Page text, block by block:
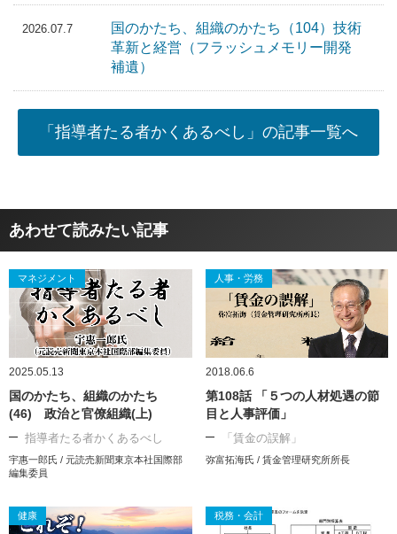
2026.07.7
国のかたち、組織のかたち（104）技術
革新と経営（フラッシュメモリー開発
補遺）
「指導者たる者かくあるべし」の記事一覧へ
あわせて読みたい記事
マネジメント
2025.05.13
国のかたち、組織のかたち
(46) 政治と官僚組織(上)
指導者たる者かくあるべし
宇惠一郎氏 / 元読売新聞東京本社国際部
編集委員
人事・労務
2018.06.6
第108話 「５つの人材処遇の節
目と人事評価」
「賃金の誤解」
弥富拓海氏 / 賃金管理研究所所長
健康 税務・会計